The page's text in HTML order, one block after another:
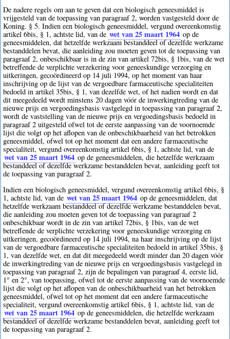
De nadere regels om aan te geven dat een biologisch geneesmiddel is
vrijgesteld van de toepassing van paragraaf 2, worden vastgesteld door de
Koning. § 5. Indien een biologisch geneesmiddel, vergund overeenkomstig
artikel 6bis, § 1, achtste lid, van de wet van 25 maart 1964 op de
geneesmiddelen, dat hetzelfde werkzaam bestanddeel of dezelfde werkzame
bestanddelen bevat, die aanleiding zou moeten geven tot de toepassing van
paragraaf 2, onbeschikbaar is in de zin van artikel 72bis, § 1bis, van de wet
betreffende de verplichte verzekering voor geneeskundige verzorging en
uitkeringen, gecoördineerd op 14 juli 1994, op het moment van haar
inschrijving op de lijst van de vergoedbare farmaceutische specialiteiten
bedoeld in artikel 35bis, § 1, van dezelfde wet, of het nadien wordt en dat
dit meegedeeld wordt minstens 20 dagen vóór de inwerkingtreding van de
nieuwe prijs en vergoedingsbasis vastgelegd in toepassing van paragraaf 2,
wordt de vaststelling van de nieuwe prijs en vergoedingsbasis bedoeld in
paragraaf 2 uitgesteld ofwel tot de eerste aanpassing van de voornoemde
lijst die volgt op het aflopen van de onbeschikbaarheid van het betrokken
geneesmiddel, ofwel tot op het moment dat een andere farmaceutische
specialiteit, vergund overeenkomstig artikel 6bis, § 1, achtste lid, van de
wet van 25 maart 1964 op de geneesmiddelen, die hetzelfde werkzaam
bestanddeel of dezelfde werkzame bestanddelen bevat, aanleiding geeft tot
de toepassing van paragraaf 2.
Indien een biologisch geneesmiddel, vergund overeenkomstig artikel 6bis, §
1, achtste lid, van de wet van 25 maart 1964 op de geneesmiddelen, dat
hetzelfde werkzaam bestanddeel of dezelfde werkzame bestanddelen bevat,
die aanleiding zou moeten geven tot de toepassing van paragraaf 2
onbeschikbaar wordt in de zin van artikel 72bis, § 1bis, van de wet
betreffende de verplichte verzekering voor geneeskundige verzorging en
uitkeringen, gecoördineerd op 14 juli 1994, na haar inschrijving op de lijst
van de vergoedbare farmaceutische specialiteiten bedoeld in artikel 35bis, §
1, van dezelfde wet, en dat dit meegedeeld wordt minder dan 20 dagen vóór
de inwerkingtreding van de nieuwe prijs en vergoedingsbasis vastgelegd in
toepassing van paragraaf 2, zijn de bepalingen van paragraaf 4, eerste lid,
1° en 2°, van toepassing, ofwel tot de eerste aanpassing van de voornoemde
lijst die volgt op het aflopen van de onbeschikbaarheid van het betrokken
geneesmiddel, ofwel tot op het moment dat een andere farmaceutische
specialiteit, vergund overeenkomstig artikel 6bis, § 1, achtste lid, van de
wet van 25 maart 1964 op de geneesmiddelen, die hetzelfde werkzaam
bestanddeel of dezelfde werkzame bestanddelen bevat, aanleiding geeft tot
de toepassing van paragraaf 2.